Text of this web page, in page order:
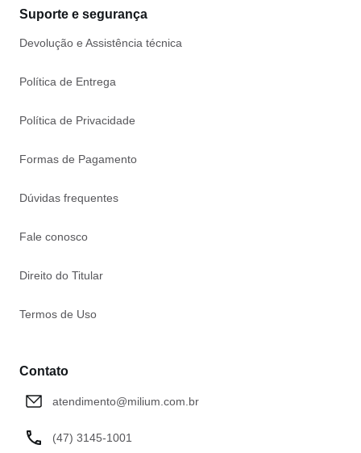
Suporte e segurança
Devolução e Assistência técnica
Política de Entrega
Política de Privacidade
Formas de Pagamento
Dúvidas frequentes
Fale conosco
Direito do Titular
Termos de Uso
Contato
atendimento@milium.com.br
(47) 3145-1001